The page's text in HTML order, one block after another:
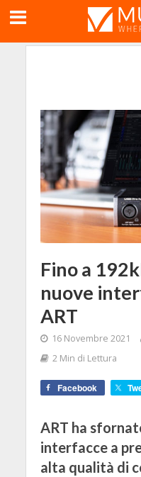
Fino a
nuove
ART
16 Novembre 2021
2 Min di Lettura
Facebook
ART ha
interfacce a
alta qualità di